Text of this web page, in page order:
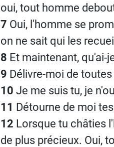
oui, tout homme
7 Oui, l'homme se
on ne sait qui les
8 Et maintenant, qu'ai-
9 Délivre-moi de
10 Je me suis tu, je
11 Détourne de moi
12 Lorsque tu châties
de plus précieux. Oui,